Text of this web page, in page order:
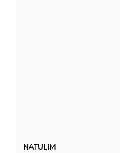
NATULIM